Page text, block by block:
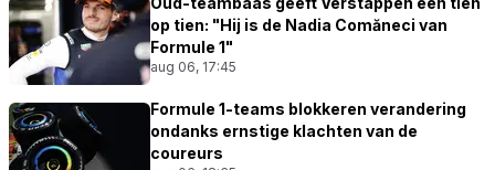
op tien: "Hij is de Nadia Comăneci van
Formule 1"
aug 06, 17:45
Formule 1-teams blokkeren verandering
ondanks ernstige klachten van de
coureurs